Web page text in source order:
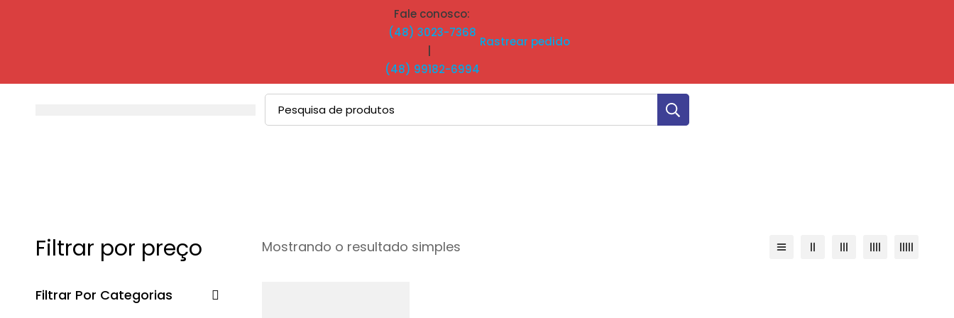
Fale conosco:
(48) 3023-7368
(48) 99182-6994
Rastrear pedido
Procurar
por:
Filtrar por preço
Filtrar Por Categorias
Mostrando o resultado simples